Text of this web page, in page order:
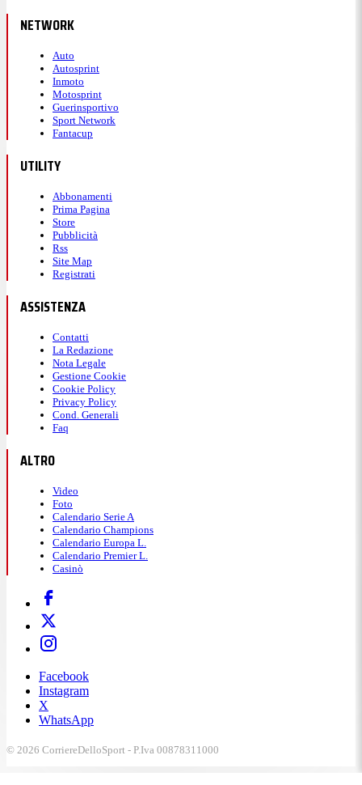
NETWORK
Auto
Autosprint
Inmoto
Motosprint
Guerinsportivo
Sport Network
Fantacup
UTILITY
Abbonamenti
Prima Pagina
Store
Pubblicità
Rss
Site Map
Registrati
ASSISTENZA
Contatti
La Redazione
Nota Legale
Gestione Cookie
Cookie Policy
Privacy Policy
Cond. Generali
Faq
ALTRO
Video
Foto
Calendario Serie A
Calendario Champions
Calendario Europa L.
Calendario Premier L.
Casinò
Facebook
Instagram
X
WhatsApp
© 2026 CorriereDelloSport - P.Iva 00878311000